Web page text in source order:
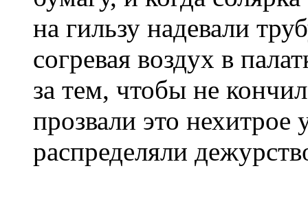
на гильзу надевали
согревая воздух в
за тем, чтобы не
прозвали это нехитрое
распределяли